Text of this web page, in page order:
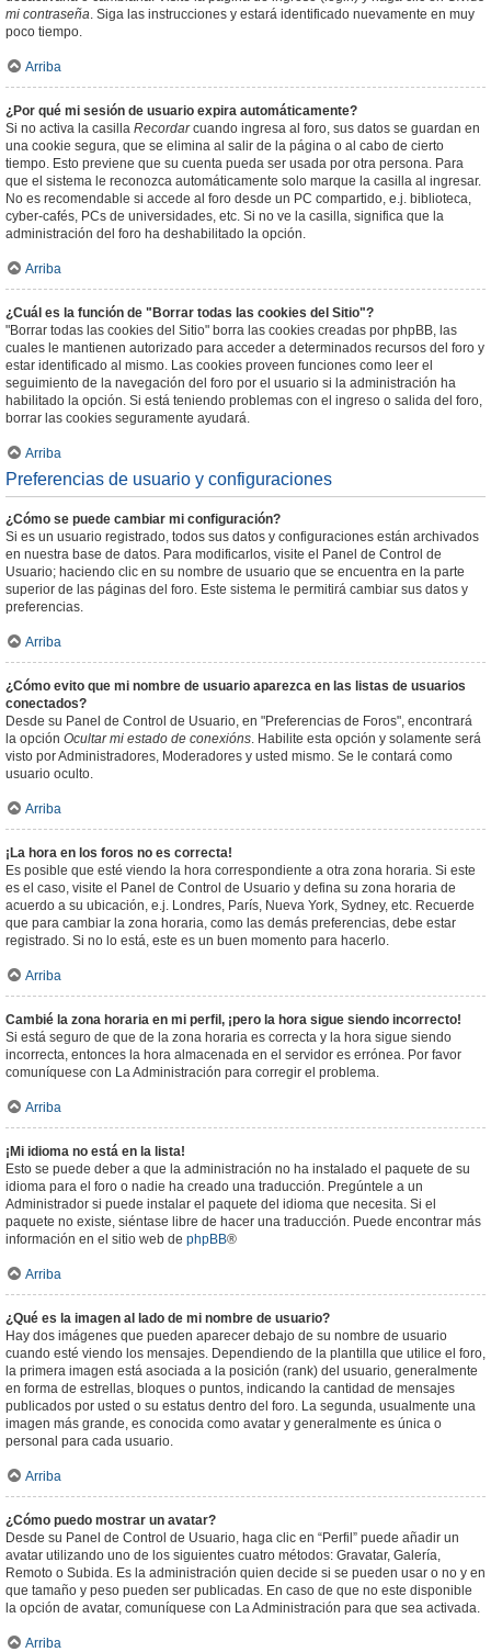
mi contraseña. Siga las instrucciones y estará identificado nuevamente en muy
poco tiempo.
Arriba
¿Por qué mi sesión de usuario expira automáticamente?
Si no activa la casilla Recordarcuando ingresa al foro, sus datos se guardan en
una cookie segura, que se elimina al salir de la página o al cabo de cierto
tiempo. Esto previene que su cuenta pueda ser usada por otra persona. Para
que el sistema le reconozca automáticamente solo marque la casilla al ingresar.
No es recomendable si accede al foro desde un PC compartido, e.j. biblioteca,
cyber-cafés, PCs de universidades, etc. Si no ve la casilla, significa que la
administración del foro ha deshabilitado la opción.
Arriba
¿Cuál es la función de "Borrar todas las cookies del Sitio"?
"Borrar todas las cookies del Sitio" borra las cookies creadas por phpBB, las
cuales le mantienen autorizado para acceder a determinados recursos del foro y
estar identificado al mismo. Las cookies proveen funciones como leer el
seguimiento de la navegación del foro por el usuario si la administración ha
habilitado la opción. Si está teniendo problemas con el ingreso o salida del foro,
borrar las cookies seguramente ayudará.
Arriba
Preferencias de usuario y configuraciones
¿Cómo se puede cambiar mi configuración?
Si es un usuario registrado, todos sus datos y configuraciones están archivados
en nuestra base de datos. Para modificarlos, visite el Panel de Control de
Usuario; haciendo clic en su nombre de usuario que se encuentra en la parte
superior de las páginas del foro. Este sistema le permitirá cambiar sus datos y
preferencias.
Arriba
¿Cómo evito que mi nombre de usuario aparezca en las listas de usuarios
conectados?
Desde su Panel de Control de Usuario, en "Preferencias de Foros", encontrará
la opción Ocultar mi estado de conexións. Habilite esta opción y solamente será
visto por Administradores, Moderadores y usted mismo. Se le contará como
usuario oculto.
Arriba
¡La hora en los foros no es correcta!
Es posible que esté viendo la hora correspondiente a otra zona horaria. Si este
es el caso, visite el Panel de Control de Usuario y defina su zona horaria de
acuerdo a su ubicación, e.j. Londres, París, Nueva York, Sydney, etc. Recuerde
que para cambiar la zona horaria, como las demás preferencias, debe estar
registrado. Si no lo está, este es un buen momento para hacerlo.
Arriba
Cambié la zona horaria en mi perfil, ¡pero la hora sigue siendo incorrecto!
Si está seguro de que de la zona horaria es correcta y la hora sigue siendo
incorrecta, entonces la hora almacenada en el servidor es errónea. Por favor
comuníquese con La Administración para corregir el problema.
Arriba
¡Mi idioma no está en la lista!
Esto se puede deber a que la administración no ha instalado el paquete de su
idioma para el foro o nadie ha creado una traducción. Pregúntele a un
Administrador si puede instalar el paquete del idioma que necesita. Si el
paquete no existe, siéntase libre de hacer una traducción. Puede encontrar más
información en el sitio web de phpBB®
Arriba
¿Qué es la imagen al lado de mi nombre de usuario?
Hay dos imágenes que pueden aparecer debajo de su nombre de usuario
cuando esté viendo los mensajes. Dependiendo de la plantilla que utilice el foro,
la primera imagen está asociada a la posición (rank) del usuario, generalmente
en forma de estrellas, bloques o puntos, indicando la cantidad de mensajes
publicados por usted o su estatus dentro del foro. La segunda, usualmente una
imagen más grande, es conocida como avatar y generalmente es única o
personal para cada usuario.
Arriba
¿Cómo puedo mostrar un avatar?
Desde su Panel de Control de Usuario, haga clic en “Perfil” puede añadir un
avatar utilizando uno de los siguientes cuatro métodos: Gravatar, Galería,
Remoto o Subida. Es la administración quien decide si se pueden usar o no y en
que tamaño y peso pueden ser publicadas. En caso de que no este disponible
la opción de avatar, comuníquese con La Administración para que sea activada.
Arriba